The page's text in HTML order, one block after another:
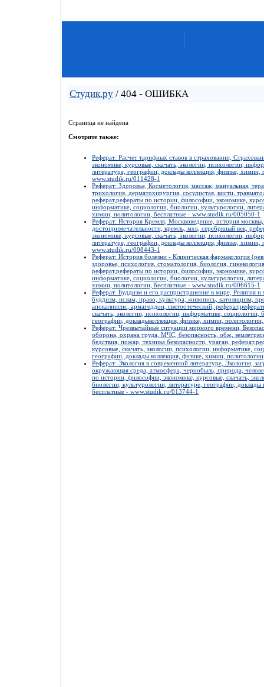
Студик.ру / 404 - ОШИБКА
Страница не найдена
Смотрите также:
Реферат: Расчет тарифных ставок в страховании,
экономике, курсовые, скачать, экологии, психологии,
литературе, географии, доклады коллекция, физике, химии,
www.studik.ru/011428-1
Реферат: Здоровье, Косметология, массаж, мануальная,
трихология, дерматохирургия, сосудистая, кисти,
реферат,рефераты по истории, философии, экономике,
информатике, социологии, биологии, культурологии,
химии, политологии, бесплатные - www.studik.ru/005050-1
Реферат: История Кремля, Москвоведение, история москвы,
достопримечательности, кремль, мхк, серебряный век,
экономике, курсовые, скачать, экологии, психологии,
литературе, географии, доклады коллекция, физике, химии,
www.studik.ru/008443-1
Реферат: История болезни - Клиническая фармакология
здоровье, психология, стоматология, биология,
реферат,рефераты по истории, философии, экономике,
информатике, социологии, биологии, культурологии,
химии, политологии, бесплатные - www.studik.ru/006615-1
Реферат: Буддизм и его распространение в мире, Религия
буддизм, ислам, право, культура, живопись, католицизм,
апокалипсис, армагеддон, святоотеческий,
скачать, экологии, психологии, информатике, социологии,
географии, докладыколлекция, физике, химии,
Реферат: Чрезвычайные ситуации мирного времени,
оборона, охрана труда, МЧС, безопасность, обж,
бедствия, пожар, техника безопасности, ураган,
курсовые, скачать, экологии, психологии, информатике,
географии, доклады коллекция, физике, химии,
Реферат: Экология в современной литературе, Экология,
окружающая среда, атмосфера, чернобыль, природа,
по истории, философии, экономике, курсовые, скачать,
биологии, культурологии, литературе, географии,
бесплатные - www.studik.ru/013744-1